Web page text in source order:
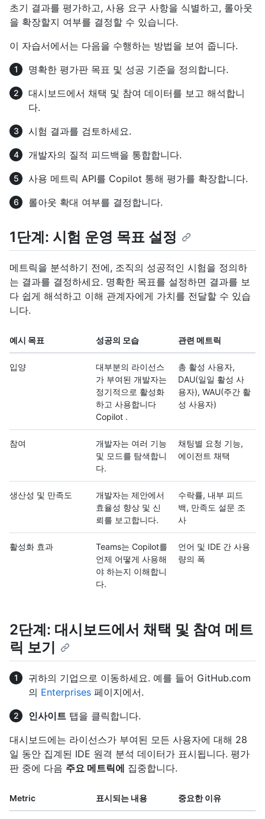
초기 결과를 평가하고, 사용 요구 사항을 식별하고, 롤아웃
을 확장할지 여부를 결정할 수 있습니다.
이 자습서에서는 다음을 수행하는 방법을 보여 줍니다.
명확한 평가판 목표 및 성공 기준을 정의합니다.
대시보드에서 채택 및 참여 데이터를 보고 해석합니
다.
시험 결과를 검토하세요.
개발자의 질적 피드백을 통합합니다.
사용 메트릭 API를 Copilot 통해 평가를 확장합니다.
롤아웃 확대 여부를 결정합니다.
1단계: 시험 운영 목표 설정
메트릭을 분석하기 전에, 조직의 성공적인 시험을 정의하
는 결과를 결정하세요. 명확한 목표를 설정하면 결과를 보
다 쉽게 해석하고 이해 관계자에게 가치를 전달할 수 있습
니다.
예시 목표 성공의 모습 관련 메트릭
입양
대부분의 라이선스
가 부여된 개발자는
정기적으로 활성화
하고 사용합니다
Copilot .
총 활성 사용자,
DAU(일일 활성 사
용자), WAU(주간 활
성 사용자)
참여
개발자는 여러 기능
및 모드를 탐색합니
다.
채팅별 요청 기능,
에이전트 채택
생산성 및 만족도
개발자는 제안에서
효율성 향상 및 신
뢰를 보고합니다.
수락률, 내부 피드
백, 만족도 설문 조
사
활성화 효과
Teams는 Copilot를
언제 어떻게 사용해
야 하는지 이해합니
다.
언어 및 IDE 간 사용
량의 폭
2단계: 대시보드에서 채택 및 참여 메트
릭 보기
귀하의 기업으로 이동하세요. 예를 들어 GitHub.com
의 Enterprises 페이지에서.
인사이트 탭을 클릭합니다.
대시보드에는 라이선스가 부여된 모든 사용자에 대해 28
일 동안 집계된 IDE 원격 분석 데이터가 표시됩니다. 평가
판 중에 다음 주요 메트릭에 집중합니다.
Metric 표시되는 내용 중요한 이유